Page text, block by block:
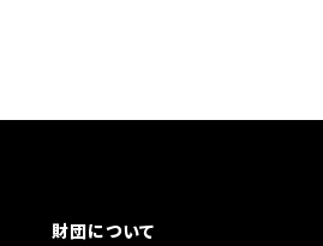
財団について